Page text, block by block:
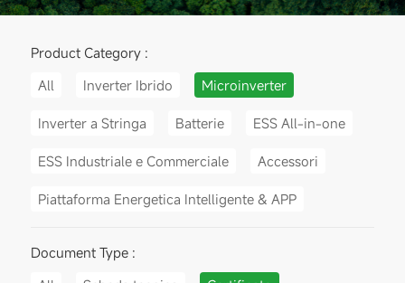
Product Category :
All
Inverter Ibrido Microinverter
Inverter a Stringa Batterie ESS All-in-one
ESS Industriale e Commerciale Accessori
Piattaforma Energetica Intelligente & APP
Document Type :